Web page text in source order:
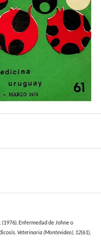
Enfermedad de Johne o
Veterinaria (Montevideo), 12(61),